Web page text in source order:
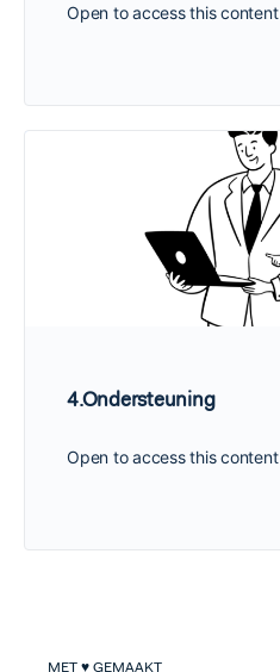
Open to access this content
4.Ondersteuning
Open to access this content
MET ♥ GEMAAKT